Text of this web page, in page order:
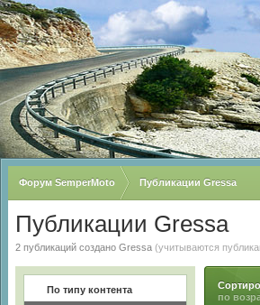
Форум SemperMoto Публикации Gressa
Публикации Gressa
2 публикаций создано Gressa (учитываются
По типу контента
по